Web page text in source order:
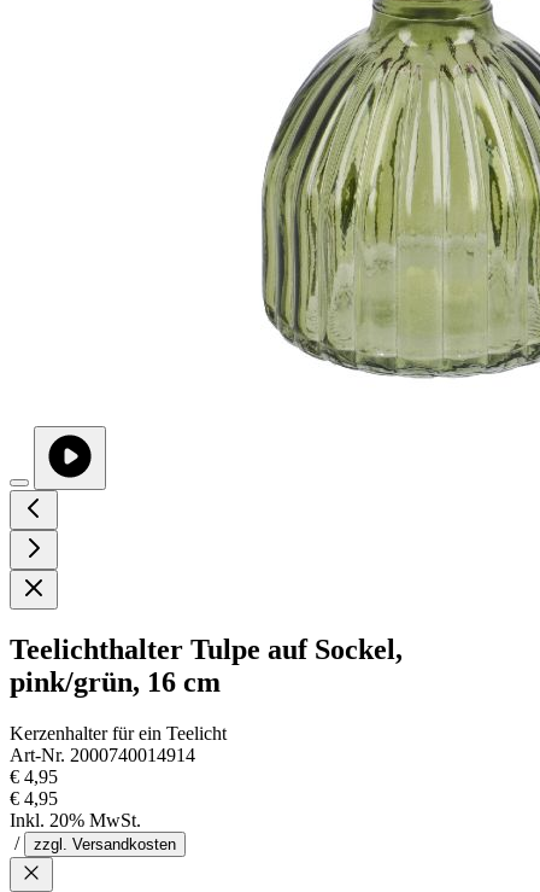
Teelichthalter Tulpe auf Sockel,
pink/grün, 16 cm
Kerzenhalter für ein Teelicht
Art-Nr. 2000740014914
€ 4,95
€ 4,95
Inkl. 20% MwSt.
/
zzgl. Versandkosten